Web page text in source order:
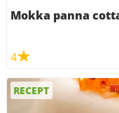
Mokka panna
4
RECEPT